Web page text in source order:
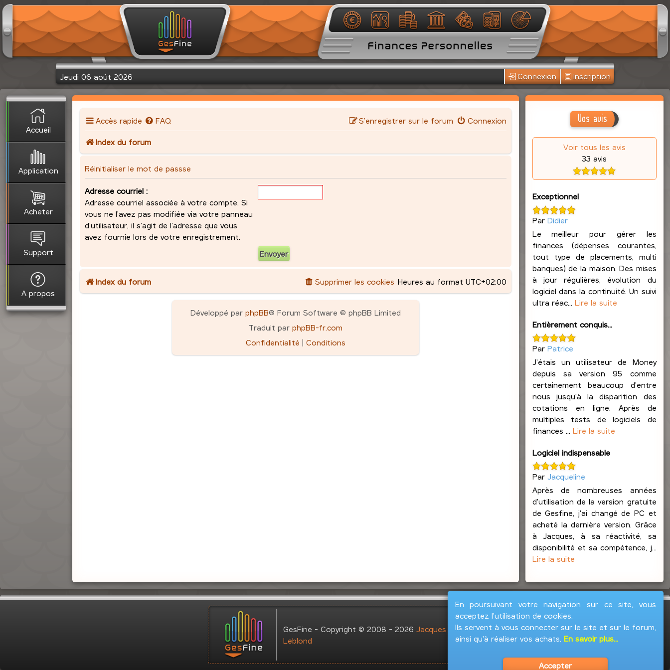
Jeudi 06 août 2026 Connexion Inscription
Accueil
Application
Acheter
Support
A propos
Accès rapide FAQ Connexion
S’enregistrer sur le forum
Index du forum
Réinitialiser le mot de passse
Adresse courriel :
Adresse courriel associée à votre compte. Si
vous ne l’avez pas modifiée via votre panneau
d’utilisateur, il s’agit de l’adresse que vous
avez fournie lors de votre enregistrement.
Index du forum Heures au format UTC+02:00
Supprimer les cookies
Développé par phpBB® Forum Software © phpBB Limited
Traduit par phpBB-fr.com
Confidentialité | Conditions
Vos avis
Voir tous les avis
33 avis
Exceptionnel
Par Didier
Le meilleur pour gérer les
finances (dépenses courantes,
tout type de placements, multi
banques) de la maison. Des mises
à jour régulières, évolution du
logiciel dans la continuité. Un suivi
ultra réac... Lire la suite
Entièrement conquis...
Par Patrice
J'étais un utilisateur de Money
depuis sa version 95 comme
certainement beaucoup d'entre
nous jusqu'à la disparition des
cotations en ligne. Après de
multiples tests de logiciels de
finances ... Lire la suite
Logiciel indispensable
Par Jacqueline
Après de nombreuses années
d'utilisation de la version gratuite
de Gesfine, j'ai changé de PC et
acheté la dernière version. Grâce
à Jacques, à sa réactivité, sa
disponibilité et sa compétence, j...
Lire la suite
En poursuivant votre navigation sur ce site, vous
acceptez l'utilisation de cookies.
Ils servent à vous connecter sur le site et sur le forum,
ainsi qu'à réaliser vos achats. En savoir plus...
Accepter
GesFine - Copyright © 2008 - 2026Jacques
Leblond